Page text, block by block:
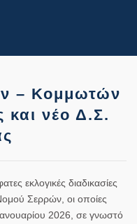
– Κομμωτών
νέο Δ.Σ.
εκλογικές διαδικασίες
Σερρών , οι οποίες
2026 , σε γνωστό